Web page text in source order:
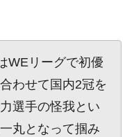
WEリーグで初優
わせて国内2冠を
選手の怪我とい
丸となって掴み